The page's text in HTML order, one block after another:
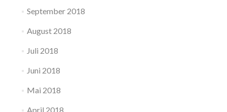
September 2018
August 2018
Juli 2018
Juni 2018
Mai 2018
April 2018